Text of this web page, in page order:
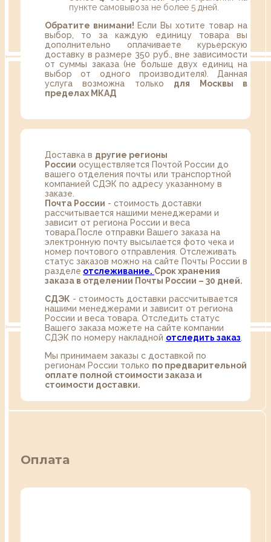
пункте самовывоза не более 5 дней.
Обратите внимани! Если Вы хотите товар на
выбор, то за каждую единицу товара вы
дополнительно оплачиваете курьерскую
доставку в размере 350 руб., вне зависимости
от суммы заказа (не больше двух единиц на
выбор от одного производителя). Данная
услуга возможна только для Москвы в
пределах МКАД
Доставка в другие регионы
России осуществляется Почтой России до
вашего отделения почты или транспортной
компанией СДЭК по адресу указанному в
заказе.
Почта России - стоимость доставки
рассчитывается нашими менеджерами и
зависит от региона России и веса
товара.После отправки Вашего заказа на
электронную почту высылается фото чека и
номер почтового отправления. Отслеживать
статус заказов можно на сайте Почты России в
разделе oтслеживание. Срок хранения
заказа в отделении Почты России – 30 дней.
СДЭК - стоимость доставки рассчитывается
нашими менеджерами и зависит от региона
России и веса товара. Отследить статус
Вашего заказа можете на сайте компании
СДЭК по номеру накладной отследить заказ
Мы принимаем заказы с доставкой по
регионам России только по предварительной
оплате полной стоимости заказа и
стоимости доставки.
Оплата